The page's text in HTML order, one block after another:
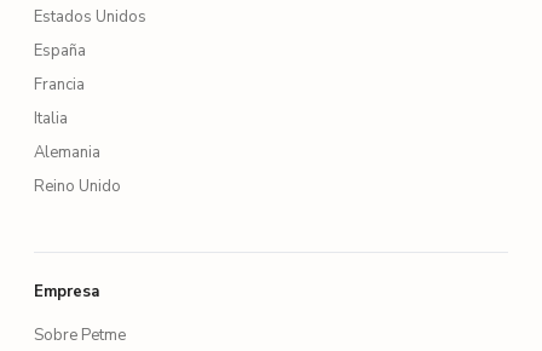
Estados Unidos
España
Francia
Italia
Alemania
Reino Unido
Empresa
Sobre Petme